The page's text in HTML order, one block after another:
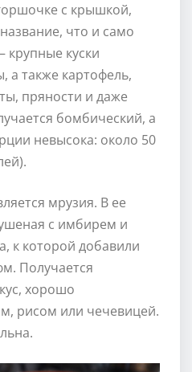
с крышкой,
что и само
крупные куски
а также картофель,
пряности и даже
бомбический, а
невысока: около 50
мрузия. В ее
с имбирем и
к которой добавили
Получается
хорошо
рисом или чечевицей.